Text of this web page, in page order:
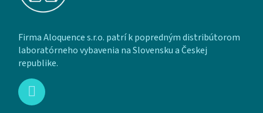
Firma Aloquence s.r.o. patrí k popredným distribútorom
laboratórneho vybavenia na Slovensku a Českej
republike.